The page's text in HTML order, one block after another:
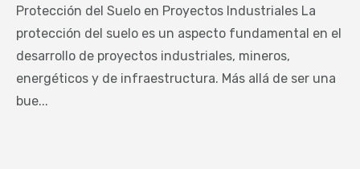
Protección del Suelo en Proyectos Industriales La
protección del suelo es un aspecto fundamental en el
desarrollo de proyectos industriales, mineros,
energéticos y de infraestructura. Más allá de ser una
bue...